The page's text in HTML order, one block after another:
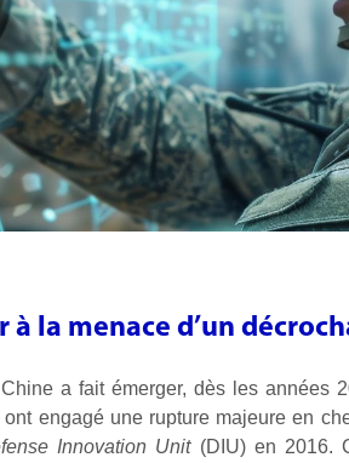
à la menace d’un
a fait émerger, dès les années
engagé une rupture majeure en
Innovation Unit (DIU) en 2016.